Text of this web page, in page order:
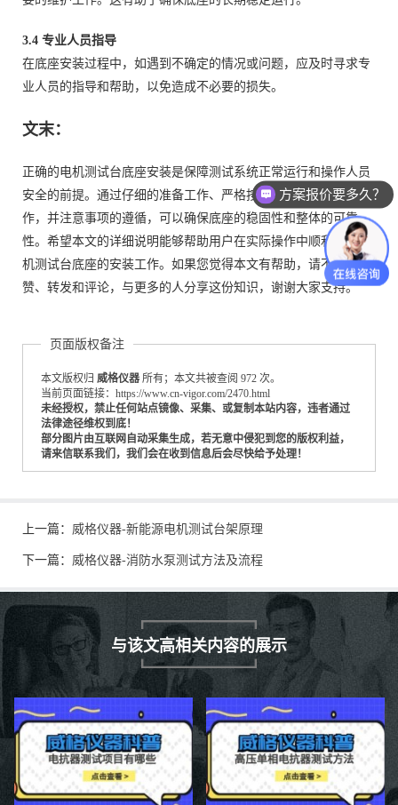
3.4 专业人员指导
在底座安装过程中，如遇到不确定的情况或问题，应及时寻求专
业人员的指导和帮助，以免造成不必要的损失。
文末：
正确的电机测试台底座安装是保障测试系统正常运行和操作人员
安全的前提。通过仔细的准备工作、严格按照安装步骤进行操
作，并注意事项的遵循，可以确保底座的稳固性和整体的可靠
性。希望本文的详细说明能够帮助用户在实际操作中顺利完成电
机测试台底座的安装工作。如果您觉得本文有帮助，请不吝点
赞、转发和评论，与更多的人分享这份知识，谢谢大家支持。
页面版权备注
本文版权归 威格仪器 所有；本文共被查阅 972 次。
当前页面链接：https://www.cn-vigor.com/2470.html
未经授权，禁止任何站点镜像、采集、或复制本站内容，违者通过
法律途径维权到底！
部分图片由互联网自动采集生成，若无意中侵犯到您的版权利益，
请来信联系我们，我们会在收到信息后会尽快给予处理！
上一篇： 威格仪器-新能源电机测试台架原理
下一篇： 威格仪器-消防水泵测试方法及流程
与该文高相关内容的展示
方案报价要多久？